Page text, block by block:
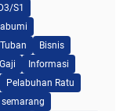
S1
Bisnis
Gaji
Informasi
Pelabuhan Ratu
semarang